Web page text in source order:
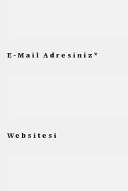
E-Mail Adresiniz *
Websitesi